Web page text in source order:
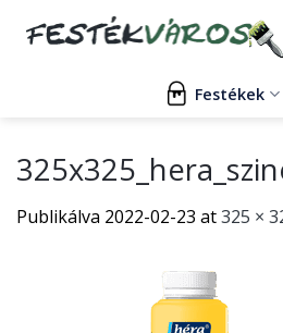
Festékek
Publikálva 2022-02-23 at325 ×